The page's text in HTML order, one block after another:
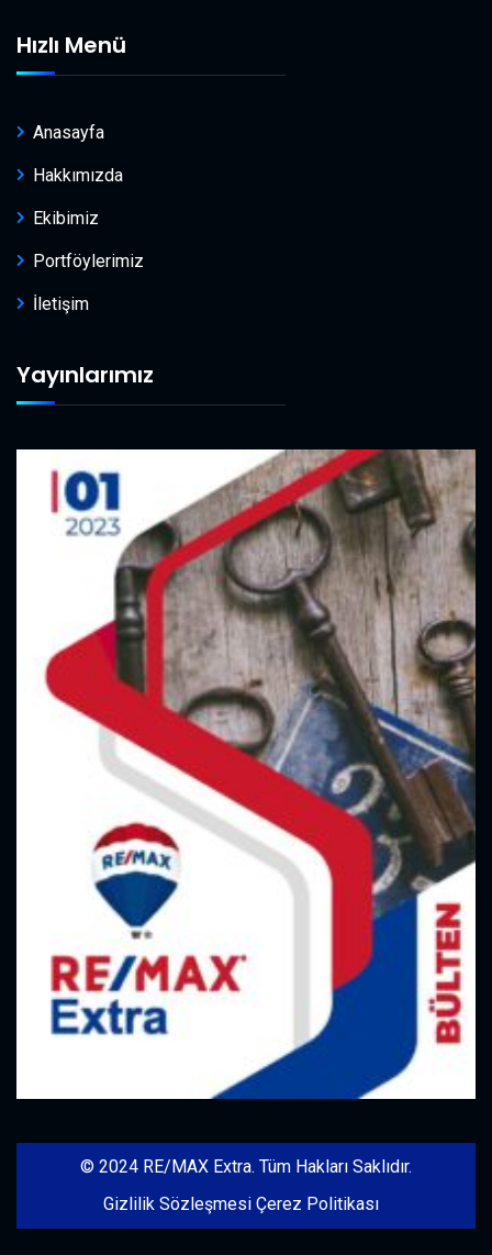
Hızlı Menü
Anasayfa
Hakkımızda
Ekibimiz
Portföylerimiz
İletişim
Yayınlarımız
© 2024 RE/MAX Extra. Tüm Hakları Saklıdır.
Gizlilik Sözleşmesi Çerez Politikası